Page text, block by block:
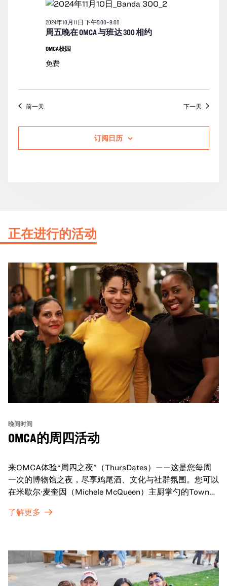
周五晚在 OMCA 与班达 300 相约
2024年10月11日 下午5:00–9:00
OMCA校园
免费
前一天 下一天
订阅日历
正在进行的活动
晚间时间
OMCA的周四活动
来OMCA体验“周四之夜”（ThursDates）——这是您每周
一次的博物馆之夜，尽享鸡尾酒、文化与社群氛围。您可以
在米歇尔·麦奎因（Michele McQueen）主厨掌勺的Town
探索那些在夜幕下焕发活力的展厅，那里将呈现快闪表演、
了解更多